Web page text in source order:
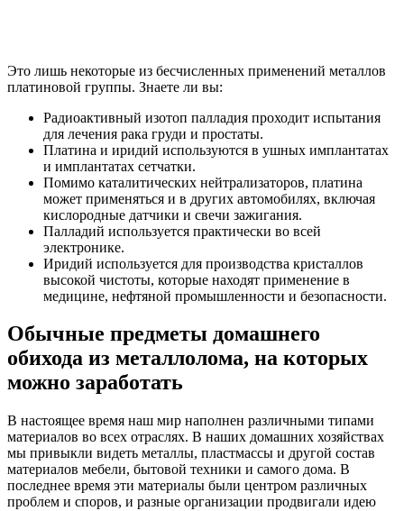
Это лишь некоторые из бесчисленных применений металлов
платиновой группы. Знаете ли вы:
Радиоактивный изотоп палладия проходит испытания
для лечения рака груди и простаты.
Платина и иридий используются в ушных имплантатах
и ​​имплантатах сетчатки.
Помимо каталитических нейтрализаторов, платина
может применяться и в других автомобилях, включая
кислородные датчики и свечи зажигания.
Палладий используется практически во всей
электронике.
Иридий используется для производства кристаллов
высокой чистоты, которые находят применение в
медицине, нефтяной промышленности и безопасности.
Обычные предметы домашнего
обихода из металлолома, на которых
можно заработать
В настоящее время наш мир наполнен различными типами
материалов во всех отраслях. В наших домашних хозяйствах
мы привыкли видеть металлы, пластмассы и другой состав
материалов мебели, бытовой техники и самого дома. В
последнее время эти материалы были центром различных
проблем и споров, и разные организации продвигали идею